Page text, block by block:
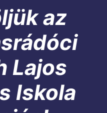
az
Lajos
Iskola